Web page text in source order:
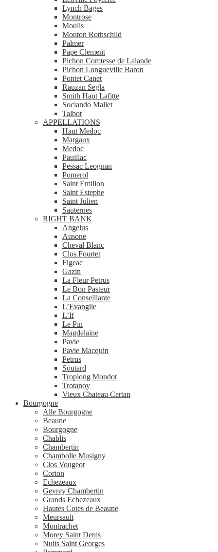
Lynch Bages
Montrose
Moulis
Mouton Rothschild
Palmer
Pape Clement
Pichon Comtesse de Lalande
Pichon Longueville Baron
Pontet Canet
Rauzan Segla
Smith Haut Lafitte
Sociando Mallet
Talbot
APPELLATIONS
Haut Medoc
Margaux
Medoc
Pauillac
Pessac Leognan
Pomerol
Saint Emilion
Saint Estephe
Saint Julien
Sauternes
RIGHT BANK
Angelus
Ausone
Cheval Blanc
Clos Fourtet
Figeac
Gazin
La Fleur Petrus
Le Bon Pasteur
La Conseillante
L’Evangile
L’If
Le Pin
Magdelaine
Pavie
Pavie Macquin
Petrus
Soutard
Troplong Mondot
Trotanoy
Vieux Chateau Certan
Bourgogne
Alle Bourgogne
Beaune
Bourgogne
Chablis
Chambertin
Chambolle Musigny
Clos Vougeot
Corton
Echezeaux
Gevrey Chambertin
Grands Echezeaux
Hautes Cotes de Beaune
Meursault
Montrachet
Morey Saint Denis
Nuits Saint Georges